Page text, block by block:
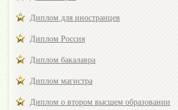
Диплом для иностранцев
Диплом Россия
Диплом бакалавра
Диплом магистра
Диплом о втором высшем образовании